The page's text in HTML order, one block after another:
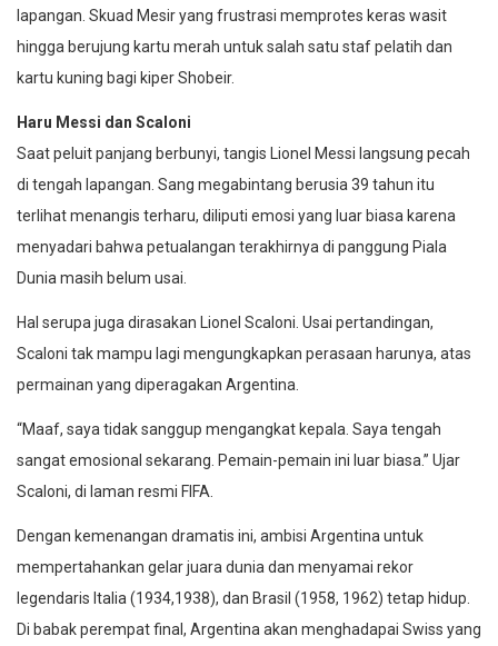
lapangan. Skuad Mesir yang frustrasi memprotes keras wasit
hingga berujung kartu merah untuk salah satu staf pelatih dan
kartu kuning bagi kiper Shobeir.
Haru Messi dan Scaloni
Saat peluit panjang berbunyi, tangis Lionel Messi langsung pecah
di tengah lapangan. Sang megabintang berusia 39 tahun itu
terlihat menangis terharu, diliputi emosi yang luar biasa karena
menyadari bahwa petualangan terakhirnya di panggung Piala
Dunia masih belum usai.
Hal serupa juga dirasakan Lionel Scaloni. Usai pertandingan,
Scaloni tak mampu lagi mengungkapkan perasaan harunya, atas
permainan yang diperagakan Argentina.
“Maaf, saya tidak sanggup mengangkat kepala. Saya tengah
sangat emosional sekarang. Pemain-pemain ini luar biasa.” Ujar
Scaloni, di laman resmi FIFA.
Dengan kemenangan dramatis ini, ambisi Argentina untuk
mempertahankan gelar juara dunia dan menyamai rekor
legendaris Italia (1934,1938), dan Brasil (1958, 1962) tetap hidup.
Di babak perempat final, Argentina akan menghadapai Swiss yang